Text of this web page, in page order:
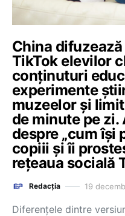
China
TikTok elevilor
conținuturi
experimente
muzeelor și
de minute pe zi.
despre „cum își
copiii și îi
rețeaua socială
Redacția 19
Diferențele dintre